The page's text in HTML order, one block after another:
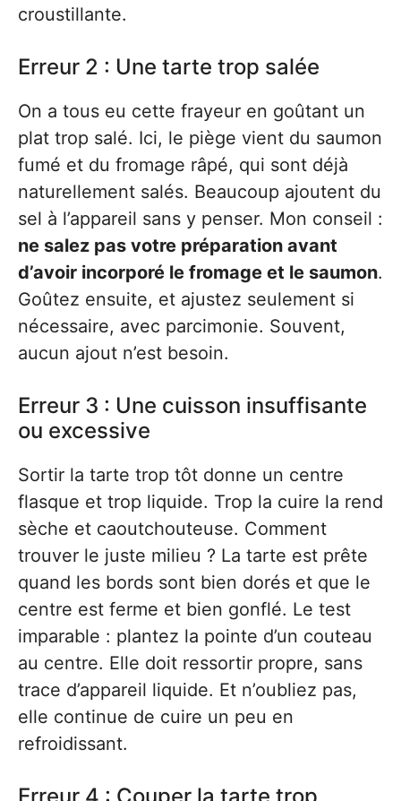
croustillante.
Erreur 2 : Une tarte trop salée
On a tous eu cette frayeur en goûtant un
plat trop salé. Ici, le piège vient du saumon
fumé et du fromage râpé, qui sont déjà
naturellement salés. Beaucoup ajoutent du
sel à l’appareil sans y penser. Mon conseil :
ne salez pas votre préparation avant
d’avoir incorporé le fromage et le saumon.
Goûtez ensuite, et ajustez seulement si
nécessaire, avec parcimonie. Souvent,
aucun ajout n’est besoin.
Erreur 3 : Une cuisson insuffisante
ou excessive
Sortir la tarte trop tôt donne un centre
flasque et trop liquide. Trop la cuire la rend
sèche et caoutchouteuse. Comment
trouver le juste milieu ? La tarte est prête
quand les bords sont bien dorés et que le
centre est ferme et bien gonflé. Le test
imparable : plantez la pointe d’un couteau
au centre. Elle doit ressortir propre, sans
trace d’appareil liquide. Et n’oubliez pas,
elle continue de cuire un peu en
refroidissant.